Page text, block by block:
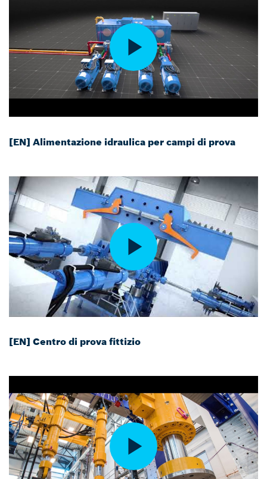
[EN] Alimentazione idraulica per campi di prova
[EN] Centro di prova fittizio